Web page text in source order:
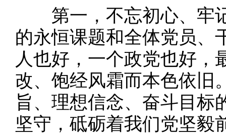
第一，不忘初心、牢
的永恒课题和全体党员、
人也好，一个政党也好，
改、饱经风霜而本色依旧
旨、理想信念、奋斗目标
坚守，砥砺着我们党坚毅